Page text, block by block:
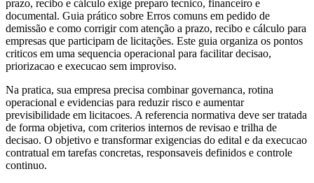
prazo, recibo e cálculo exige preparo tecnico, financeiro e
documental. Guia prático sobre Erros comuns em pedido de
demissão e como corrigir com atenção a prazo, recibo e cálculo para
empresas que participam de licitações. Este guia organiza os pontos
criticos em uma sequencia operacional para facilitar decisao,
priorizacao e execucao sem improviso.
Na pratica, sua empresa precisa combinar governanca, rotina
operacional e evidencias para reduzir risco e aumentar
previsibilidade em licitacoes. A referencia normativa deve ser tratada
de forma objetiva, com criterios internos de revisao e trilha de
decisao. O objetivo e transformar exigencias do edital e da execucao
contratual em tarefas concretas, responsaveis definidos e controle
continuo.